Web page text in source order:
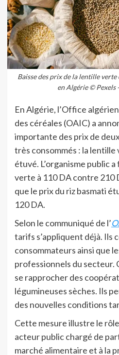
Baisse des prix de la lentille verte
en Algérie © Pexels
En Algérie, l’Office
des céréales (OAIC) a
importante des prix de
très consommés : la
étuvé. L’organisme public
verte à 110 DA contre 210
que le prix du riz basmati
120 DA.
Selon le communiqué de l’
tarifs s’appliquent déjà. Ils
consommateurs ainsi que
professionnels du secteur.
se rapprocher des
légumineuses sèches. Ils
des nouvelles conditions
Cette mesure illustre le
acteur public chargé de
marché alimentaire et à la